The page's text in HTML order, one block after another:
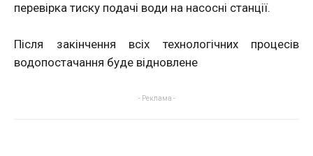
перевірка тиску подачі води на насосні станції.
Після закінчення всіх технологічних процесів
водопостачання буде відновлене
- Реклама -